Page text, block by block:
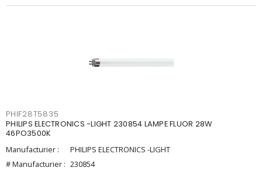
PHIF28T5835
PHILIPS ELECTRONICS -LIGHT 230854 LAMPE FLUOR 28W
46PO3500K
Manufacturier :
PHILIPS ELECTRONICS -LIGHT
# Manufacturier : 230854